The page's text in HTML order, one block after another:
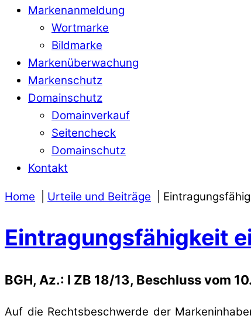
Markenanmeldung
Wortmarke
Bildmarke
Markenüberwachung
Markenschutz
Domainschutz
Domainverkauf
Seitencheck
Domainschutz
Kontakt
Home Urteile und Beiträge
Eintragungsfähigkeit
BGH, Az.: I ZB 18/13, Beschluss vom
Auf die Rechtsbeschwerde der